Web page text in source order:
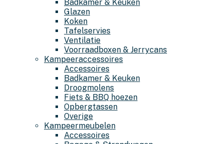
Badkamer & Keuken
Glazen
Koken
Tafelservies
Ventilatie
Voorraadboxen & Jerrycans
Kampeeraccessoires
Accessoires
Badkamer & Keuken
Droogmolens
Fiets & BBQ hoezen
Opbergtassen
Overige
Kampeermeubelen
Accessoires